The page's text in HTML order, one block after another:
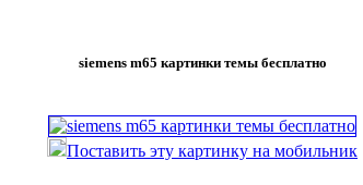
siemens m65 картинки темы бесплатно
Поставить эту картинку на мобильник